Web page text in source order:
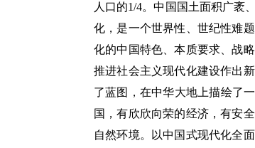
人口的1/4。中国国土面积广袤
化，是一个世界性、世纪性难
化的中国特色、本质要求、战
推进社会主义现代化建设作出
了蓝图，在中华大地上描绘了
国，有欣欣向荣的经济，有安
自然环境。以中国式现代化全